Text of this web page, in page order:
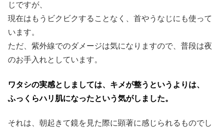
じですが、
現在はもうビクビクすることなく、首やうなじにも使って
います。
ただ、紫外線でのダメージは気になりますので、普段は夜
のお手入れとしています。
ワタシの実感としましては、キメが整うというよりは、
ふっくらハリ肌になったという気がしました。
それは、朝起きて鏡を見た際に顕著に感じられるものでし